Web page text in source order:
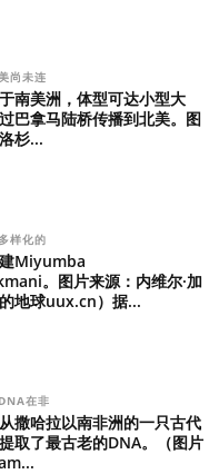
尚未连
南美洲，体型可达小型大
巴拿马陆桥传播到北美。图
杉...
样化的
Miyumba
。图片来源：内维尔·加
地球uux.cn）据...
在非
撒哈拉以南非洲的一只古代
取了最古老的DNA。（图片